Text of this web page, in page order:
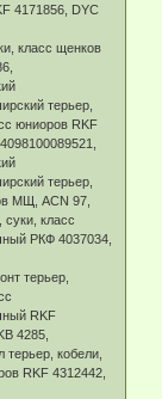
4171856, DYC
класс щенков
терьер,
юниоров RKF
терьер,
МЩ, ACN 97,
суки, класс
РКФ 4037034,
терьер,
RKF
4285,
терьер, кобели,
RKF 4312442,